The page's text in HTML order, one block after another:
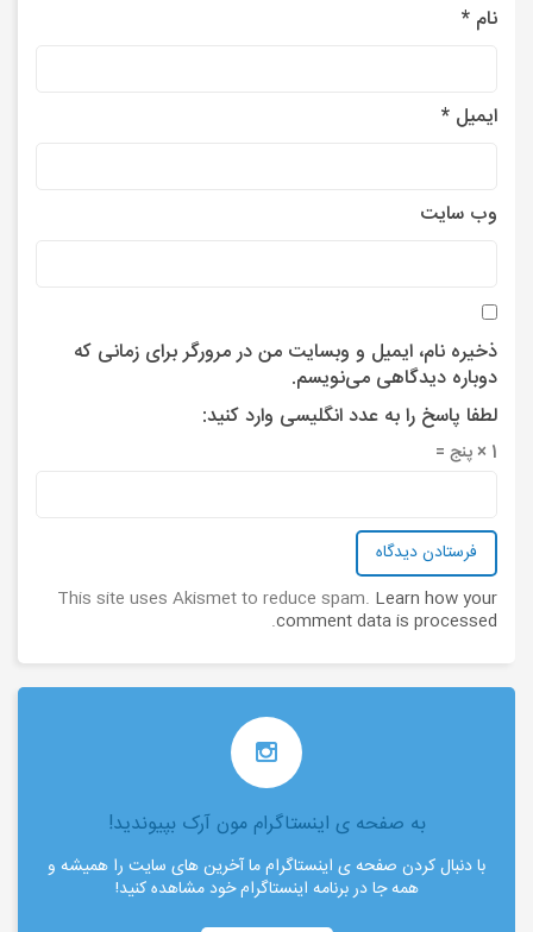
نام *
ایمیل *
وب‌ سایت
ذخیره نام، ایمیل و وبسایت من در مرورگر برای زمانی که
دوباره دیدگاهی می‌نویسم.
لطفا پاسخ را به عدد انگلیسی وارد کنید:
1 × پنج =
This site uses Akismet to reduce spam. Learn how your
comment data is processed
.
به صفحه ی اینستاگرام مون آرک بپیوندید!
با دنبال کردن صفحه ی اینستاگرام ما آخرین های سایت را همیشه و
همه جا در برنامه اینستاگرام خود مشاهده کنید!